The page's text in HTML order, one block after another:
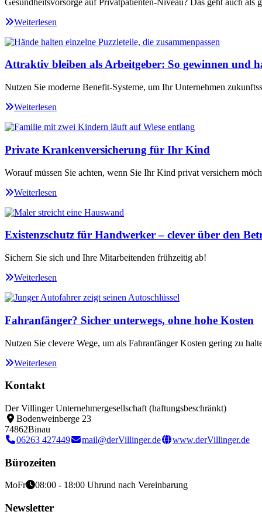
Weiterlesen
Attraktiv bleiben als Arbeitgeber: So gewinnen und
Nutzen Sie moderne Benefit-Systeme, um Ihr Unternehmen
Weiterlesen
Private Krankenversicherung für Ihr Kind
Worauf müssen Sie achten, wenn Sie Ihr Kind privat versichern
Weiterlesen
Existenzschutz für Handwerker – clever über den
Sichern Sie sich und Ihre Mitarbeitenden frühzeitig ab!
Weiterlesen
Fahranfänger? Sicher unterwegs, ohne hohe Kosten
Nutzen Sie clevere Wege, um als Fahranfänger Kosten gering zu
Weiterlesen
Kontakt
Der Villinger Unternehmergesellschaft (haftungsbeschränkt)
Bodenweinberge 23
74862Binau
06263 427449
mail@derVillinger.de www.derVillinger.de
Bürozeiten
MoFr 08:00 - 18:00 Uhrund nach Vereinbarung
Newsletter